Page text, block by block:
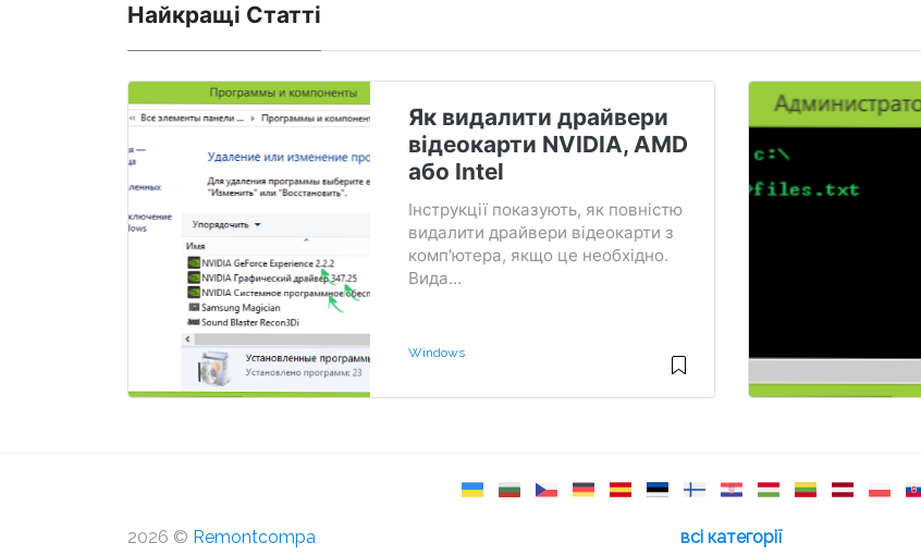
Найкращі Статті
Як видалити драйвери
відеокарти NVIDIA, AMD
або Intel
Інструкції показують, як повністю
видалити драйвери відеокарти з
комп'ютера, якщо це необхідно.
Вида...
Windows
2026 © Remontcompa всі категорії